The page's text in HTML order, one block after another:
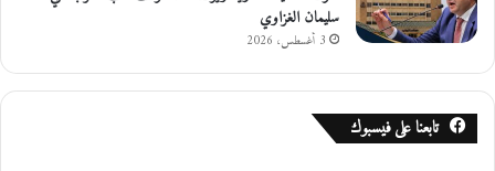
سليمان الغزاوي
3 أغسطس، 2026
تابعنا على فيسبوك